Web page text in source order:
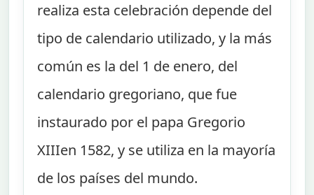
realiza esta celebración depende del
tipo de calendario utilizado, y la más
común es la del 1 de enero, del
calendario gregoriano, que fue
instaurado por el papa Gregorio
XIIIen 1582, y se utiliza en la mayoría
de los países del mundo.